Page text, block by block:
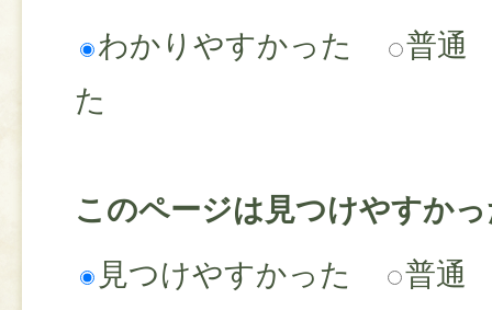
わかりやすかった
普通
た
このページは見つけやすか
見つけやすかった
普通